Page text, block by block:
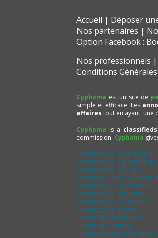
Accueil Déposer
Nos partenaires
Option Facebook :
Nos professionnels
Conditions
Cyphoma est un site de
simple et efficace. Les
affaires tout en ayant une
Cyphoma is a classifieds
commission. Cyphoma
Annonces de la Martinique
Annonces de la Guadeloupe
Annonces de la Guyane
Annonces Nouvelle
Annonces de Saint Martin
Annonces de la Réunion
Annonces de l'Ile Maurice
Annonces de Mayotte
Classifieds Sint Maarten
Classifieds Anguilla
Classifieds Saint Kitts and